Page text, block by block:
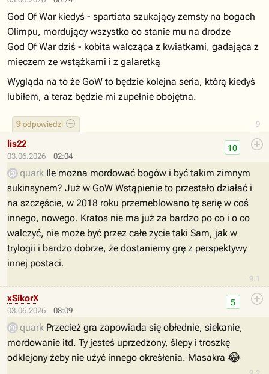
9
9 odpowiedzi
God Of War kiedyś - spartiata szukający zemsty na bogach
Olimpu, mordujący wszystko co stanie mu na drodze
God Of War dziś - kobita walcząca z kwiatkami, gadająca z
mieczem ze wstążkami i z galaretką
Wygląda na to że GoW to będzie kolejna seria, którą kiedyś
lubiłem, a teraz będzie mi zupełnie obojętna.
03.06.2026 02:04
9.1
10
lis22
quark Ile można mordować bogów i być takim zimnym
sukinsynem? Już w GoW Wstąpienie to przestało działać i
na szczęście, w 2018 roku przemeblowano tę serię w coś
innego, nowego. Kratos nie ma już za bardzo po co i o co
walczyć, nie może być przez całe życie taki Sam, jak w
trylogii i bardzo dobrze, że dostaniemy grę z perspektywy
innej postaci.
03.06.2026 08:09
5
xSikorX
quark Przecież gra zapowiada się obłednie, siekanie,
mordowanie itd. Ty jesteś uprzedzony, ślepy i troszkę
odklejony żeby nie użyć innego okreśłenia. Masakra 😂